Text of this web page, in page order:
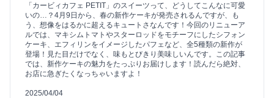
「カービィカフェ PETIT」のスイーツって、どうしてこんなに可愛
いの…？4月9日から、春の新作ケーキが発売されるんですが、も
う、想像をはるかに超えるキュートさなんです！今回のリニューア
ルでは、マキシムトマトやスターロッドをモチーフにしたシフォン
ケーキ、エフィリンをイメージしたパフェなど、全5種類の新作が
登場！見た目だけでなく、味もとびきり美味しいんです。この記事
では、新作ケーキの魅力をたっぷりお届けします！読んだら絶対、
お店に急ぎたくなっちゃいますよ！
2025/04/04